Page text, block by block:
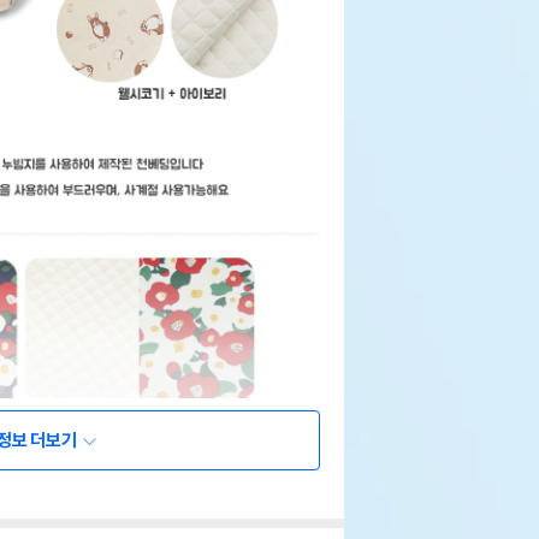
보 더보기